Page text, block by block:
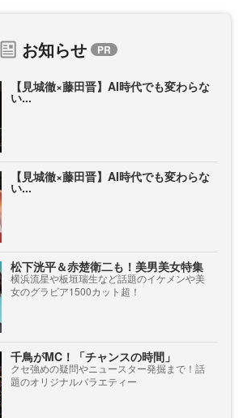
お知らせ
【見城徹×藤田晋】AI時代でも変わらな
い...
【見城徹×藤田晋】AI時代でも変わらな
い...
松下洸平＆赤楚衛二も！美男美女特集
横浜流星や板垣瑞生など話題のイケメンや美
女のグラビア1500カット超！
千鳥がMC！「チャンスの時間」
クセ強めの疑問やニュースター発掘まで！話
題のオリジナルバラエティー